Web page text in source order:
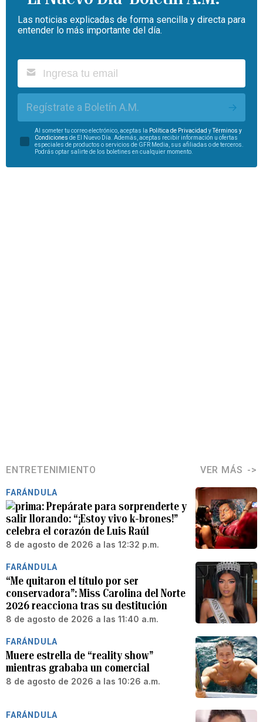
Las noticias explicadas de forma sencilla y directa para
entender lo más importante del día.
Regístrate a Boletín A.M.
Al someter tu correo electrónico, aceptas la Política de Privacidad y
Términos y
Condiciones de El Nuevo Día. Además, aceptas recibir información u ofertas
especiales de productos o servicios de GFR Media, sus afiliadas o de terceros.
Podrás optar salirte de los boletines en cualquier momento.
ENTRETENIMIENTO VER MÁS
FARÁNDULA
Prepárate para sorprenderte y
salir llorando: “¡Estoy vivo k-brones!”
celebra el corazón de Luis Raúl
8 de agosto de 2026 a las 12:32 p.m.
FARÁNDULA
“Me quitaron el título por ser
conservadora”: Miss Carolina del Norte
2026 reacciona tras su destitución
8 de agosto de 2026 a las 11:40 a.m.
FARÁNDULA
Muere estrella de “reality show”
mientras grababa un comercial
8 de agosto de 2026 a las 10:26 a.m.
FARÁNDULA